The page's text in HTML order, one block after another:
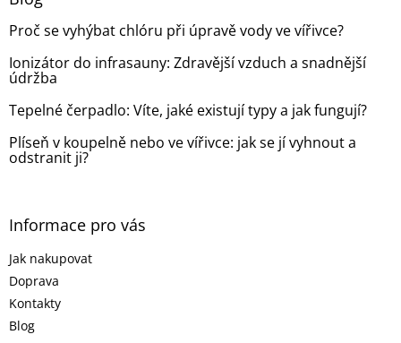
Proč se vyhýbat chlóru při úpravě vody ve vířivce?
Ionizátor do infrasauny: Zdravější vzduch a snadnější
údržba
Tepelné čerpadlo: Víte, jaké existují typy a jak fungují?
Plíseň v koupelně nebo ve vířivce: jak se jí vyhnout a
odstranit ji?
Informace pro vás
Jak nakupovat
Doprava
Kontakty
Blog